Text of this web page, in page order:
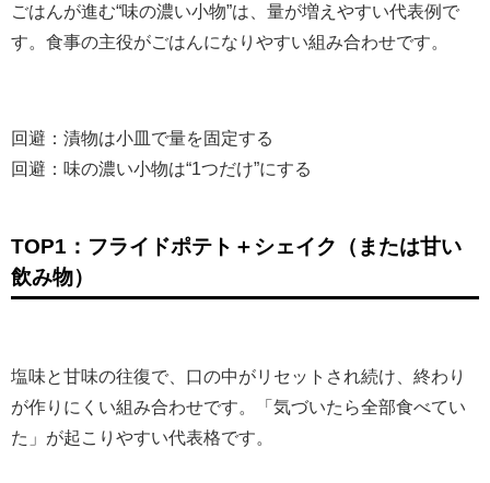
ごはんが進む“味の濃い小物”は、量が増えやすい代表例で
す。食事の主役がごはんになりやすい組み合わせです。
回避：漬物は小皿で量を固定する
回避：味の濃い小物は“1つだけ”にする
TOP1：フライドポテト＋シェイク（または甘い
飲み物）
塩味と甘味の往復で、口の中がリセットされ続け、終わり
が作りにくい組み合わせです。「気づいたら全部食べてい
た」が起こりやすい代表格です。